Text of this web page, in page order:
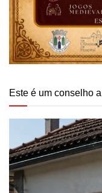
Este é um conselho